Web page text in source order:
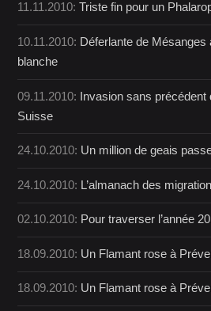
11.11.2010:Triste fin pour un
10.11.2010: Déferlante de Mésanges
blanche
09.11.2010: Invasion sans
Suisse
24.10.2010: Un million de geais
24.10.2010: L’almanach des
02.10.2010: Pour traverser l’année
18.09.2010: Un Flamant rose à
18.09.2010: Un Flamant rose à